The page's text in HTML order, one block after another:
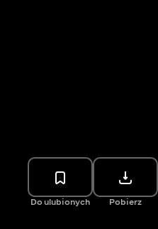
Do ulubionych Pobierz